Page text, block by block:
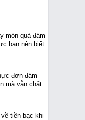
món quà đám
bạn nên biết
đơn đám
mà vẫn chất
tiền bạc khi